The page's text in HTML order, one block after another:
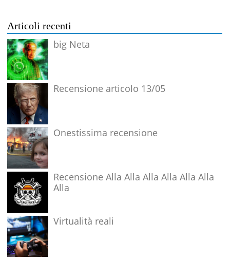
Articoli recenti
big Neta
Recensione articolo 13/05
Onestissima recensione
Recensione Alla Alla Alla Alla Alla Alla
Alla
Virtualità reali